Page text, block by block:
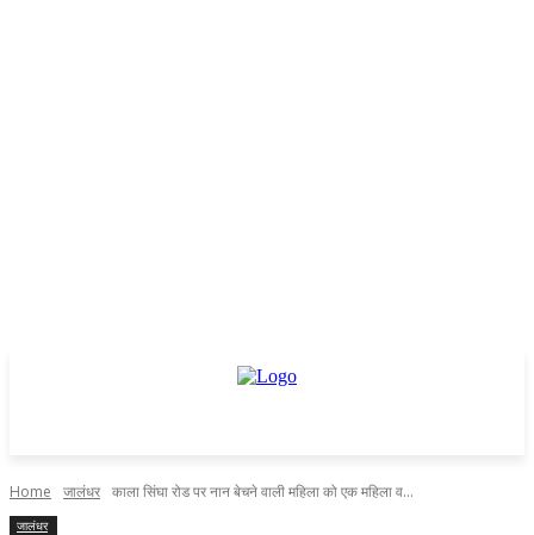
Home जालंधर काला सिंघा रोड पर नान बेचने वाली महिला को एक महिला व...
जालंधर